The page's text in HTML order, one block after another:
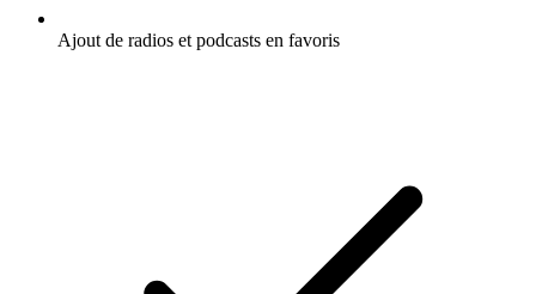
Ajout de radios et podcasts en favoris